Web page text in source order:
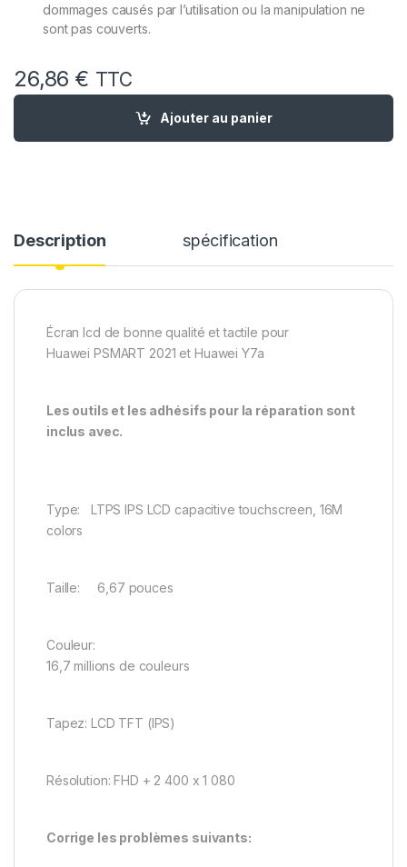
dommages causés par l’utilisation ou la manipulation ne
sont pas couverts.
26,86 € TTC
quantité de Ecran Remplacement pour Huawei P Smart 2021
Ajouter au panier
Description spécification
Écran lcd de bonne qualité et tactile pour
Huawei PSMART 2021 et Huawei Y7a
Les outils et les adhésifs pour la réparation sont
inclus avec.
Type: LTPS IPS LCD capacitive touchscreen, 16M
colors
Taille: 6,67 pouces
Couleur:
16,7 millions de couleurs
Tapez: LCD TFT (IPS)
Résolution: FHD + 2 400 x 1 080
Corrige les problèmes suivants: